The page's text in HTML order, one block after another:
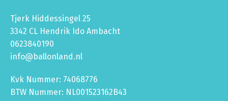
Tjerk Hiddessingel 25
3342 CL Hendrik Ido Ambacht
0623840190
info@ballonland.nl
Kvk Nummer: 74068776
BTW Nummer: NL001523162B43